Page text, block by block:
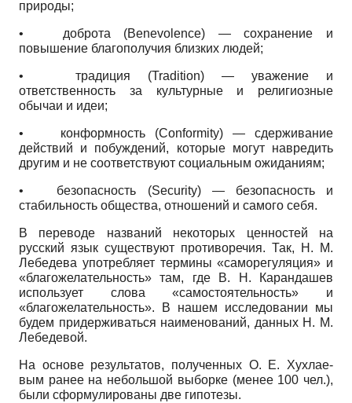
природы;
• доброта (Benevolence) — сохранение и
повышение благополучия близких людей;
• традиция (Tradition) — уважение и
ответственность за культурные и религиозные
обычаи и идеи;
• конформность (Conformity)— сдерживание
действий и побуждений, которые могут навредить
другим и не соответствуют социальным ожиданиям;
• безопасность (Security) — безопасность и
стабильность общества, отношений и самого себя.
В переводе названий некоторых ценностей на
русский язык существуют противоречия. Так, Н. М.
Ле­бедева употребляет термины «саморегуляция» и
«благожелательность» там, где В. Н. Карандашев
использует слова «самостоятельность» и
«благожелательность». В нашем исследовании мы
будем придерживаться наименований, данных Н. М.
Лебедевой.
На основе результатов, полученных О. Е. Хухлае-
вым ранее на небольшой выборке (менее 100 чел.),
были сформулированы две гипотезы.